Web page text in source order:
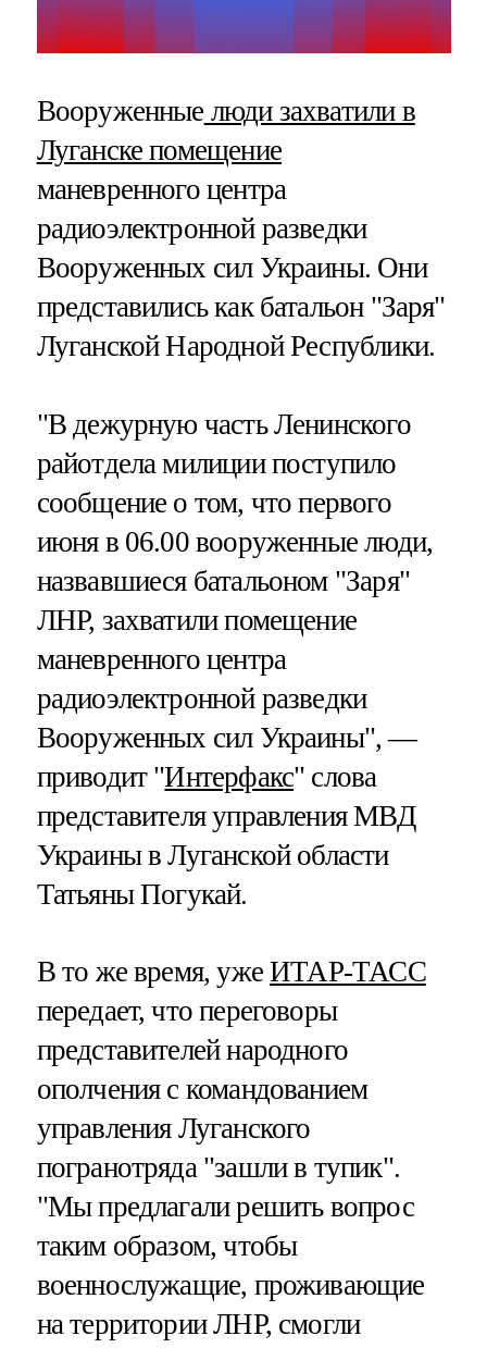
Вооруженные люди захватили в
Луганске помещение
маневренного центра
радиоэлектронной разведки
Вооруженных сил Украины. Они
представились как батальон "Заря"
Луганской Народной Республики.
"В дежурную часть Ленинского
райотдела милиции поступило
сообщение о том, что первого
июня в 06.00 вооруженные люди,
назвавшиеся батальоном "Заря"
ЛНР, захватили помещение
маневренного центра
радиоэлектронной разведки
Вооруженных сил Украины", —
приводит "Интерфакс" слова
представителя управления МВД
Украины в Луганской области
Татьяны Погукай.
В то же время, ужеИТАР-ТАСС
передает, что переговоры
представителей народного
ополчения с командованием
управления Луганского
погранотряда "зашли в тупик".
"Мы предлагали решить вопрос
таким образом, чтобы
военнослужащие, проживающие
на территории ЛНР, смогли